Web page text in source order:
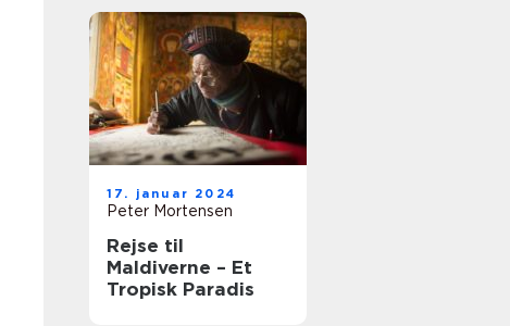
eventyr
17. januar 2024
Peter Mortensen
Rejse til
Maldiverne – Et
Tropisk Paradis